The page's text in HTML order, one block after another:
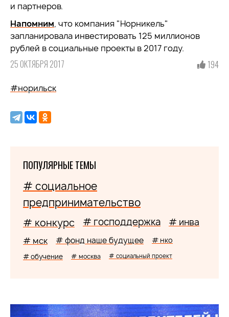
и партнеров.
Напомним, что компания "Норникель"
запланировала инвестировать 125 миллионов
рублей в социальные проекты в 2017 году.
25 ОКТЯБРЯ 2017 194
#норильск
ПОПУЛЯРНЫЕ ТЕМЫ
# социальное
предпринимательство
# конкурс # господдержка # инва
# мск # фонд наше будущее # нко
# обучение # москва # социальный проект